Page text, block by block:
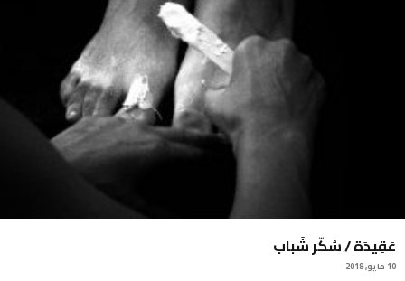
عَقِيدَة / سُكّر شَباب
10 مايو, 2018